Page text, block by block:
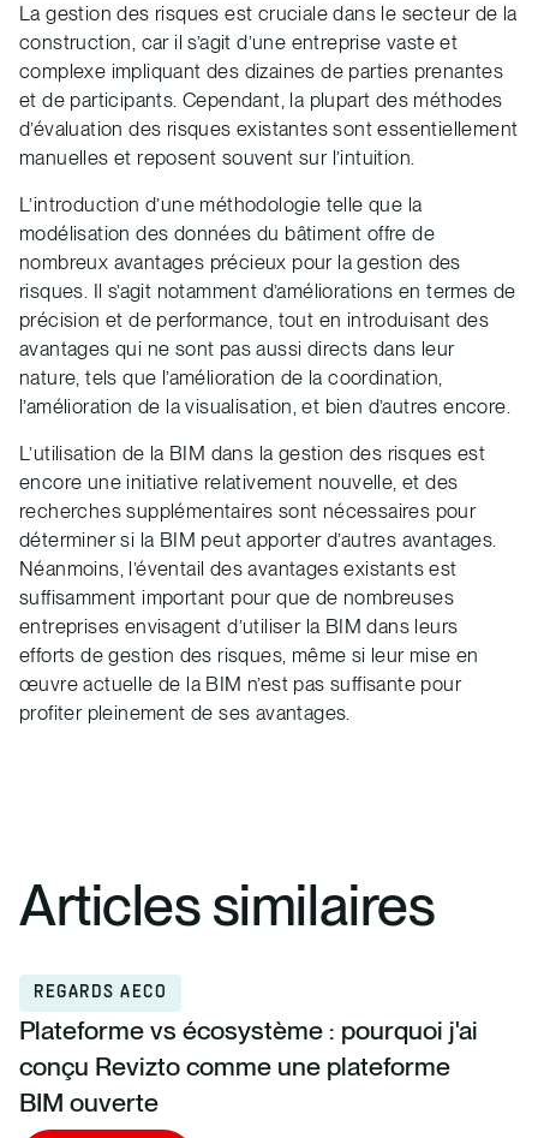
La gestion des risques est cruciale dans le secteur de la
construction, car il s’agit d’une entreprise vaste et
complexe impliquant des dizaines de parties prenantes
et de participants. Cependant, la plupart des méthodes
d’évaluation des risques existantes sont essentiellement
manuelles et reposent souvent sur l’intuition.
L’introduction d’une méthodologie telle que la
modélisation des données du bâtiment offre de
nombreux avantages précieux pour la gestion des
risques. Il s’agit notamment d’améliorations en termes de
précision et de performance, tout en introduisant des
avantages qui ne sont pas aussi directs dans leur
nature, tels que l’amélioration de la coordination,
l’amélioration de la visualisation, et bien d’autres encore.
L’utilisation de la BIM dans la gestion des risques est
encore une initiative relativement nouvelle, et des
recherches supplémentaires sont nécessaires pour
déterminer si la BIM peut apporter d’autres avantages.
Néanmoins, l’éventail des avantages existants est
suffisamment important pour que de nombreuses
entreprises envisagent d’utiliser la BIM dans leurs
efforts de gestion des risques, même si leur mise en
œuvre actuelle de la BIM n’est pas suffisante pour
profiter pleinement de ses avantages.
Articles similaires
REGARDS AECO
Plateforme vs écosystème : pourquoi j'ai
conçu Revizto comme une plateforme
BIM ouverte